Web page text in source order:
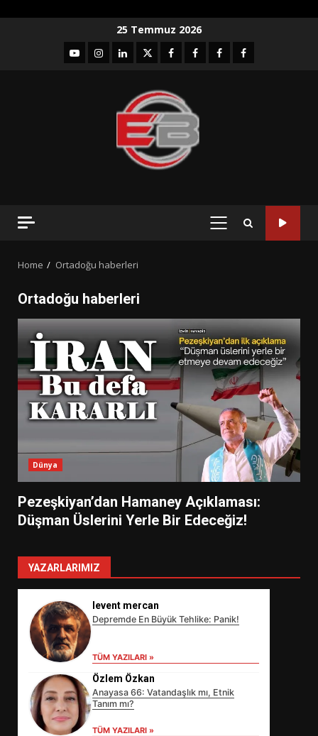
25 Temmuz 2026
YouTubeInstagram
LinkedIntwitterfacebook-Facebook-
Facebook-Facebook-
PRIMARY
Home Ortadoğu haberleri
Ortadoğu haberleri
Dünya
Pezeşkiyan’dan Hamaney Açıklaması:
Düşman Üslerini Yerle Bir Edeceğiz!
YAZARLARIMIZ
levent mercan
Depremde En Büyük Tehlike: Panik!
TÜM YAZILARI »
Özlem Özkan
Anayasa 66: Vatandaşlık mı, Etnik
Tanım mı?
TÜM YAZILARI »